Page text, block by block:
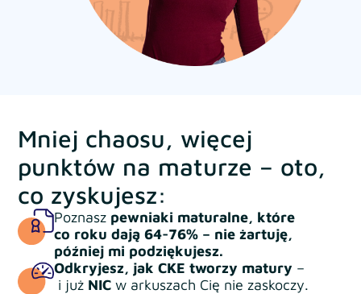
Mniej chaosu, więcej
punktów na maturze – oto,
co zyskujesz:
Poznasz pewniaki maturalne, które
co roku dają 64-76% – nie żartuję,
później mi podziękujesz.
Odkryjesz, jak CKE tworzy matury –
i już NIC w arkuszach Cię nie zaskoczy.